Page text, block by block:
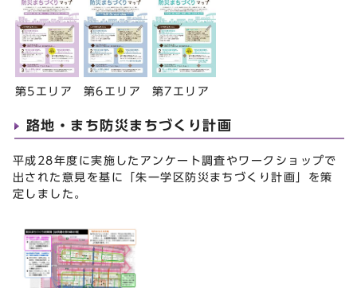
第5エリア 第6エリア 第7エリア
路地・まち防災まちづくり計画
平成28年度に実施したアンケート調査やワークショップで
出された意見を基に「朱一学区防災まちづくり計画」を策
定しました。